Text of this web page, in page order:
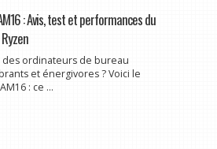
: Avis, test et performances du
des ordinateurs de bureau
et énergivores ? Voici le
: ce ...